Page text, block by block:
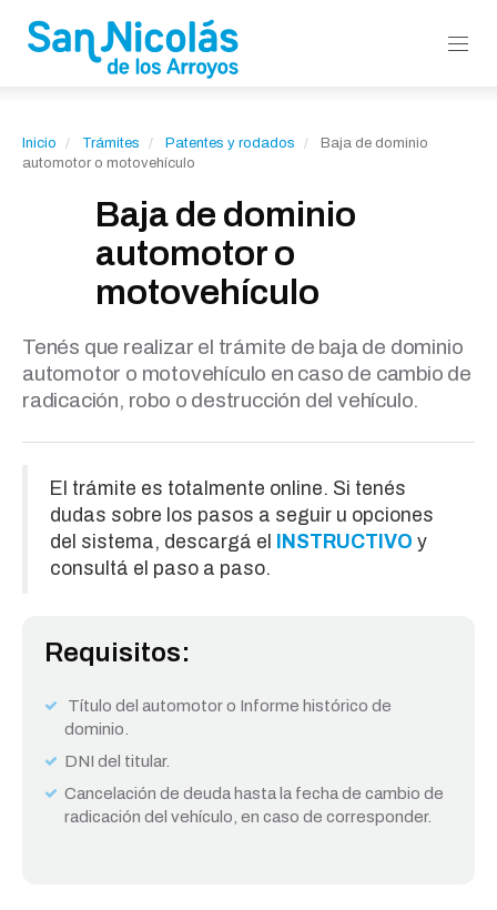
Inicio Trámites Patentes y rodados
Baja de dominio
automotor o motovehículo
Baja de dominio
automotor o
motovehículo
Tenés que realizar el trámite de baja de dominio
automotor o motovehículo en caso de cambio de
radicación, robo o destrucción del vehículo.
El trámite es totalmente online. Si tenés
dudas sobre los pasos a seguir u opciones
del sistema, descargá el
INSTRUCTIVO y
consultá el paso a paso.
Requisitos:
Título del automotor o Informe histórico de
dominio.
DNI del titular.
Cancelación de deuda hasta la fecha de cambio de
radicación del vehículo, en caso de corresponder.